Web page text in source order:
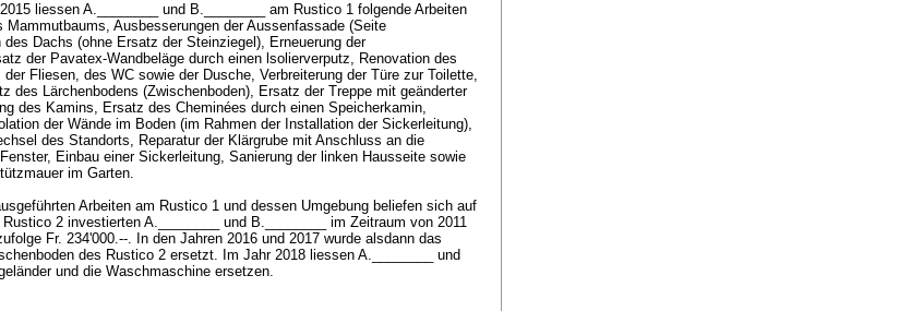
liessen A.________ und B.________ am Rustico 1 folgende Arbeiten
Mammutbaums, Ausbesserungen der Aussenfassade (Seite
Dachs (ohne Ersatz der Steinziegel), Erneuerung der
der Pavatex-Wandbeläge durch einen lsolierverputz, Renovation des
Fliesen, des WC sowie der Dusche, Verbreiterung der Türe zur Toilette,
des Lärchenbodens (Zwischenboden), Ersatz der Treppe mit geänderter
des Kamins, Ersatz des Cheminées durch einen Speicherkamin,
der Wände im Boden (im Rahmen der Installation der Sickerleitung),
des Standorts, Reparatur der Klärgrube mit Anschluss an die
Einbau einer Sickerleitung, Sanierung der linken Hausseite sowie
im Garten.
Arbeiten am Rustico 1 und dessen Umgebung beliefen sich auf
2 investierten A.________ und B.________ im Zeitraum von 2011
Fr. 234'000.--. In den Jahren 2016 und 2017 wurde alsdann das
des Rustico 2 ersetzt. Im Jahr 2018 liessen A.________ und
und die Waschmaschine ersetzen.